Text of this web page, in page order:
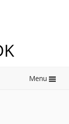
Menu